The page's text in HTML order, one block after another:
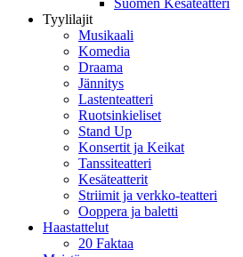
Suomen Kesäteatteri
Tyylilajit
Musikaali
Komedia
Draama
Jännitys
Lastenteatteri
Ruotsinkieliset
Stand Up
Konsertit ja Keikat
Tanssiteatteri
Kesäteatterit
Striimit ja verkko-teatteri
Ooppera ja baletti
Haastattelut
20 Faktaa